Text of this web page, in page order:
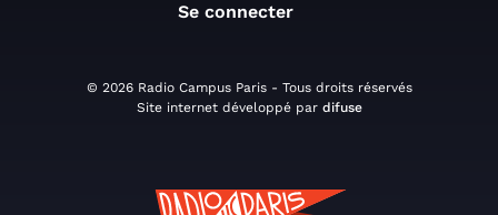
Se connecter
© 2026 Radio Campus Paris - Tous droits réservés
Site internet développé par difuse